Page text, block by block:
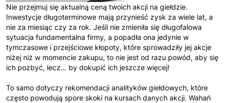
Nie przejmuj się aktualną ceną twoich akcji na giełdzie.
Inwestycje długoterminowe mają przynieść zysk za wiele lat, a
nie za miesiąc czy za rok. Jeśli nie zmieniła się długofalowa
sytuacja fundamentalna firmy, a popadła ona jedynie w
tymczasowe i przejściowe kłopoty, które sprowadziły jej akcje
niżej niż w momencie zakupu, to nie jest od razu powód, aby się
ich pozbyć, lecz… by dokupić ich jeszcze więcej!
To samo dotyczy rekomendacji analityków giełdowych, które
często powodują spore skoki na kursach danych akcji. Wahań